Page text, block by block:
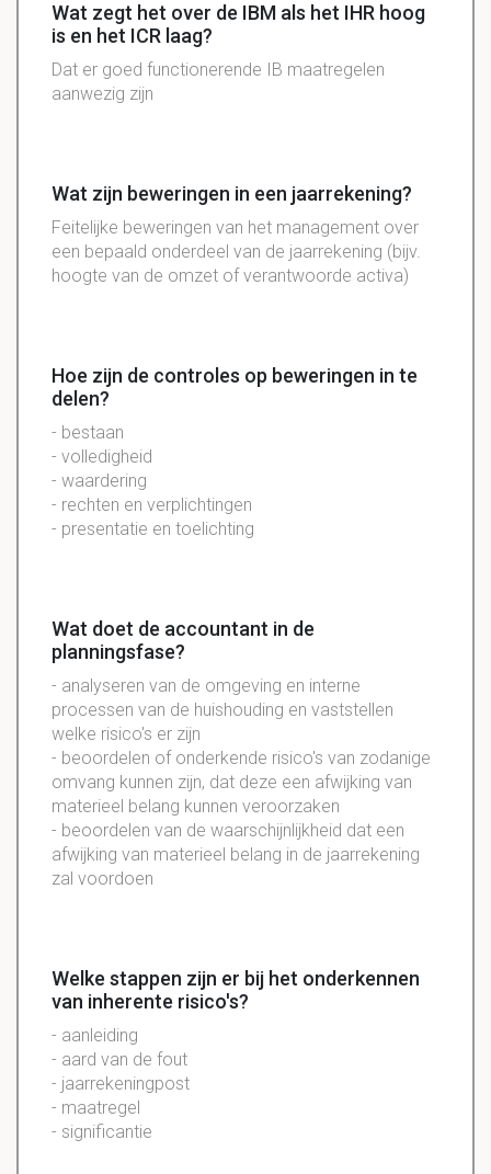
Wat zegt het over de IBM als het IHR hoog
is en het ICR laag?
Dat er goed functionerende IB maatregelen
aanwezig zijn
Wat zijn beweringen in een jaarrekening?
Feitelijke beweringen van het management over
een bepaald onderdeel van de jaarrekening (bijv.
hoogte van de omzet of verantwoorde activa)
Hoe zijn de controles op beweringen in te
delen?
- bestaan
- volledigheid
- waardering
- rechten en verplichtingen
- presentatie en toelichting
Wat doet de accountant in de
planningsfase?
- analyseren van de omgeving en interne
processen van de huishouding en vaststellen
welke risico's er zijn
- beoordelen of onderkende risico's van zodanige
omvang kunnen zijn, dat deze een afwijking van
materieel belang kunnen veroorzaken
- beoordelen van de waarschijnlijkheid dat een
afwijking van materieel belang in de jaarrekening
zal voordoen
Welke stappen zijn er bij het onderkennen
van inherente risico's?
- aanleiding
- aard van de fout
- jaarrekeningpost
- maatregel
- significantie